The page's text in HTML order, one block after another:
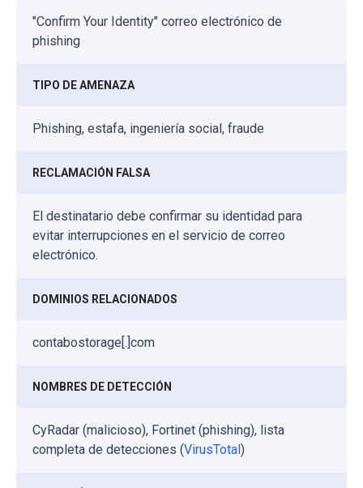
"Confirm Your Identity" correo electrónico de
phishing
TIPO DE AMENAZA
Phishing, estafa, ingeniería social, fraude
RECLAMACIÓN FALSA
El destinatario debe confirmar su identidad para
evitar interrupciones en el servicio de correo
electrónico.
DOMINIOS RELACIONADOS
contabostorage[.]com
NOMBRES DE DETECCIÓN
CyRadar (malicioso), Fortinet (phishing), lista
completa de detecciones (VirusTotal)